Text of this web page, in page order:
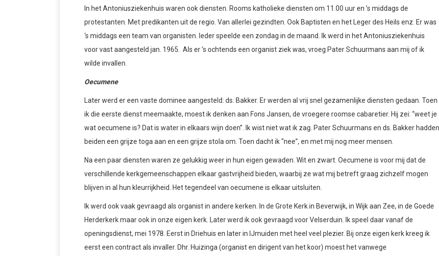
In het Antoniusziekenhuis waren ook diensten. Rooms katholieke diensten om 11.00 uur en ’s middags de
protestanten. Met predikanten uit de regio. Van allerlei gezindten. Ook Baptisten en het Leger des Heils enz. Er was
‘s middags een team van organisten. Ieder speelde een zondag in de maand. Ik werd in het Antoniusziekenhuis
voor vast aangesteld jan. 1965. Als er ’s ochtends een organist ziek was, vroeg Pater Schuurmans aan mij of ik
wilde invallen.
Oecumene
Later werd er een vaste dominee aangesteld: ds. Bakker. Er werden al vrij snel gezamenlijke diensten gedaan. Toen
ik die eerste dienst meemaakte, moest ik denken aan Fons Jansen, de vroegere roomse cabaretier. Hij zei: “weet je
wat oecumene is? Dat is water in elkaars wijn doen”. Ik wist niet wat ik zag. Pater Schuurmans en ds. Bakker hadden
beiden een grijze toga aan en een grijze stola om. Toen dacht ik “nee”, en met mij nog meer mensen.
Na een paar diensten waren ze gelukkig weer in hun eigen gewaden. Wit en zwart. Oecumene is voor mij dat de
verschillende kerkgemeenschappen elkaar gastvrijheid bieden, waarbij ze wat mij betreft graag zichzelf mogen
blijven in al hun kleurrijkheid. Het tegendeel van oecumene is elkaar uitsluiten.
Ik werd ook vaak gevraagd als organist in andere kerken. In de Grote Kerk in Beverwijk, in Wijk aan Zee, in de Goede
Herderkerk maar ook in onze eigen kerk. Later werd ik ook gevraagd voor Velserduin. Ik speel daar vanaf de
openingsdienst, mei 1978. Eerst in Driehuis en later in IJmuiden met heel veel plezier. Bij onze eigen kerk kreeg ik
eerst een contract als invaller. Dhr. Huizinga (organist en dirigent van het koor) moest het vanwege